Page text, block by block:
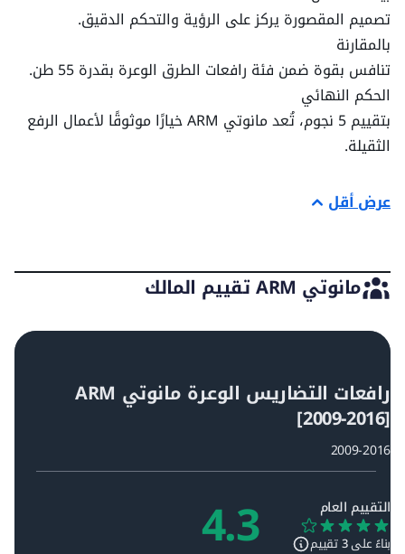
تصميم المقصورة يركز على الرؤية والتحكم الدقيق.
بالمقارنة
تنافس بقوة ضمن فئة رافعات الطرق الوعرة بقدرة 55 طن.
الحكم النهائي
بتقييم 5 نجوم، تُعد مانوتي ARM خيارًا موثوقًا لأعمال الرفع
الثقيلة.
عرض أقل
مانوتي ARM تقييم المالك
رافعات التضاريس الوعرة مانوتي ARM
[2009-2016]
2009-2016
التقييم العام
بناءً على3تقييم 4.3